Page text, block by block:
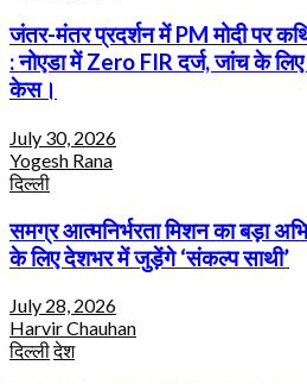
जंतर-मंतर प्रदर्शन में PM मोदी पर
: नोएडा में Zero FIR दर्ज, जांच के
केस।
July 30, 2026
Yogesh Rana
दिल्ली
समग्र आत्मनिर्भरता मिशन का बड़ा
के लिए देशभर में जुड़ेंगे ‘संकल्प साथी’
July 28, 2026
Harvir Chauhan
दिल्लीदेश